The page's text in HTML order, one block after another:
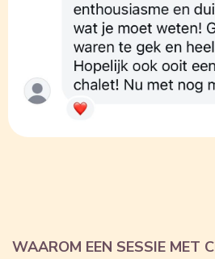
WAAROM EEN SESSIE MET